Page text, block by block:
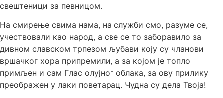
свештеници за певницом.
На смирење свима нама, на служби смо, разуме се,
учествовали као народ, а све се то заборавило за
дивном славском трпезом љубави коју су чланови
вршачког хора припремили, а за којом је топло
примљен и сам Глас олујног облака, за ову прилику
преображен у лаки поветарац. Чудна су дела Твоја!